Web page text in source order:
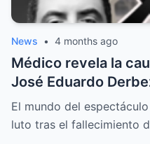
News • 4 months ago
Médico revela la
José Eduardo
2026
El mundo del
luto tras el fallecimiento